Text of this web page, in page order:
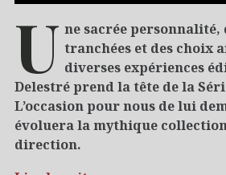
U ne sacrée personnalité,
tranchées et des choix
diverses expériences
Delestré prend la tête de la
L’occasion pour nous de lui
évoluera la mythique
direction.